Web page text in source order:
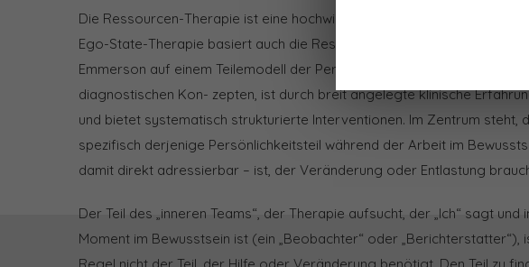
Die Ressourcen-Therapie ist eine hochwirksame therapeutische
Ego-State-Therapie basiert auch die Ressour- cen-Therapie nach
Emmerson auf einem Teilemodell der Persönlichkeit. Sie gründet auf
diagnostischen Kon- zepten, ist durch breit angelegte klinische
und bietet systematisch strukturierte Interventionen. Im Zentrum steht,
spezifisch derjenige Persönlichkeitsteil während der Arbeit im
damit direkt adressierbar – ist, der Veränderung oder Entlastung
Der Teil des „inneren Teams“, der Therapie aufsucht, der „Ich“ sagt und
Moment im Bewusstsein ist (ein „Beobachter“ oder „Berichterstatter“),